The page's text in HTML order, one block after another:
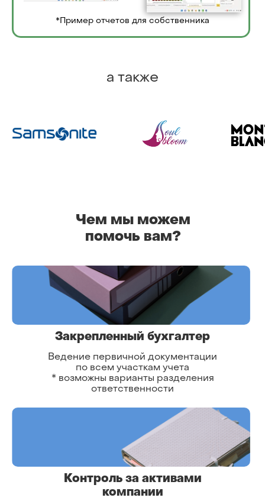
*Пример отчетов для собственника
а также
Чем мы можем
помочь вам?
Ведение первичной документации
по всем участкам учета
* возможны варианты разделения
ответственности
Закрепленный бухгалтер
Контроль за активами
компании